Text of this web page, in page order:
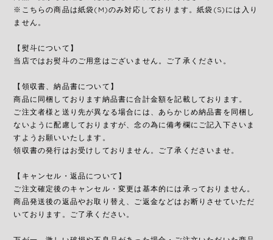
※こちらの商品は紙袋(M)のみ対応しております。紙袋(S)には入り
ません。
【熨斗について】
当店ではお熨斗のご用意はございません。ご了承ください。
【領収書、納品書について】
商品に同梱しております納品書に合計金額を記載しております。
ご注文者様と送り先が異なる場合には、あらかじめ納品書を同梱し
ないように配慮しておりますが、念の為に備考欄にご記入下さいま
すようお願いいたします。
領収書の発行はお受けしておりません。ご了承くださいませ。
【キャンセル・返品について】
ご注文確定後のキャンセル・変更は基本的には承っておりません。
商品発送後の返品やお取り替え、ご返金などはお断りさせていただ
いております。ご了承ください。